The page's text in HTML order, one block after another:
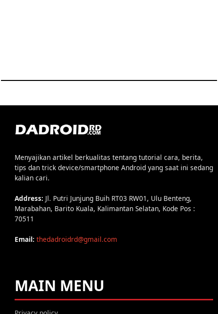
Menyajikan artikel berkualitas tentang tutorial cara, berita,
tips dan trick device/smartphone Android yang saat ini sedang
kalian cari.
Address: Jl. Putri Junjung Buih RT03 RW01, Ulu Benteng,
Marabahan, Barito Kuala, Kalimantan Selatan, Kode Pos :
70511
Email: thedadroidrd@gmail.com
MAIN MENU